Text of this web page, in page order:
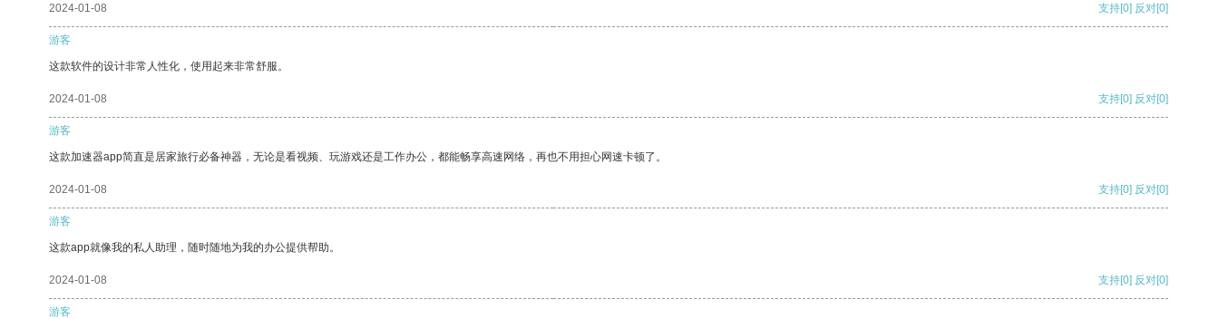
2024-01-08 支持[0] 反对[0]
游客
这款软件的设计非常人性化，使用起来非常舒服。
2024-01-08 支持[0] 反对[0]
游客
这款加速器app简直是居家旅行必备神器，无论是看视频、玩游戏还是工作办公，都能畅享高速网络，再也不用担心网速卡顿了。
2024-01-08 支持[0] 反对[0]
游客
这款app就像我的私人助理，随时随地为我的办公提供帮助。
2024-01-08 支持[0] 反对[0]
游客